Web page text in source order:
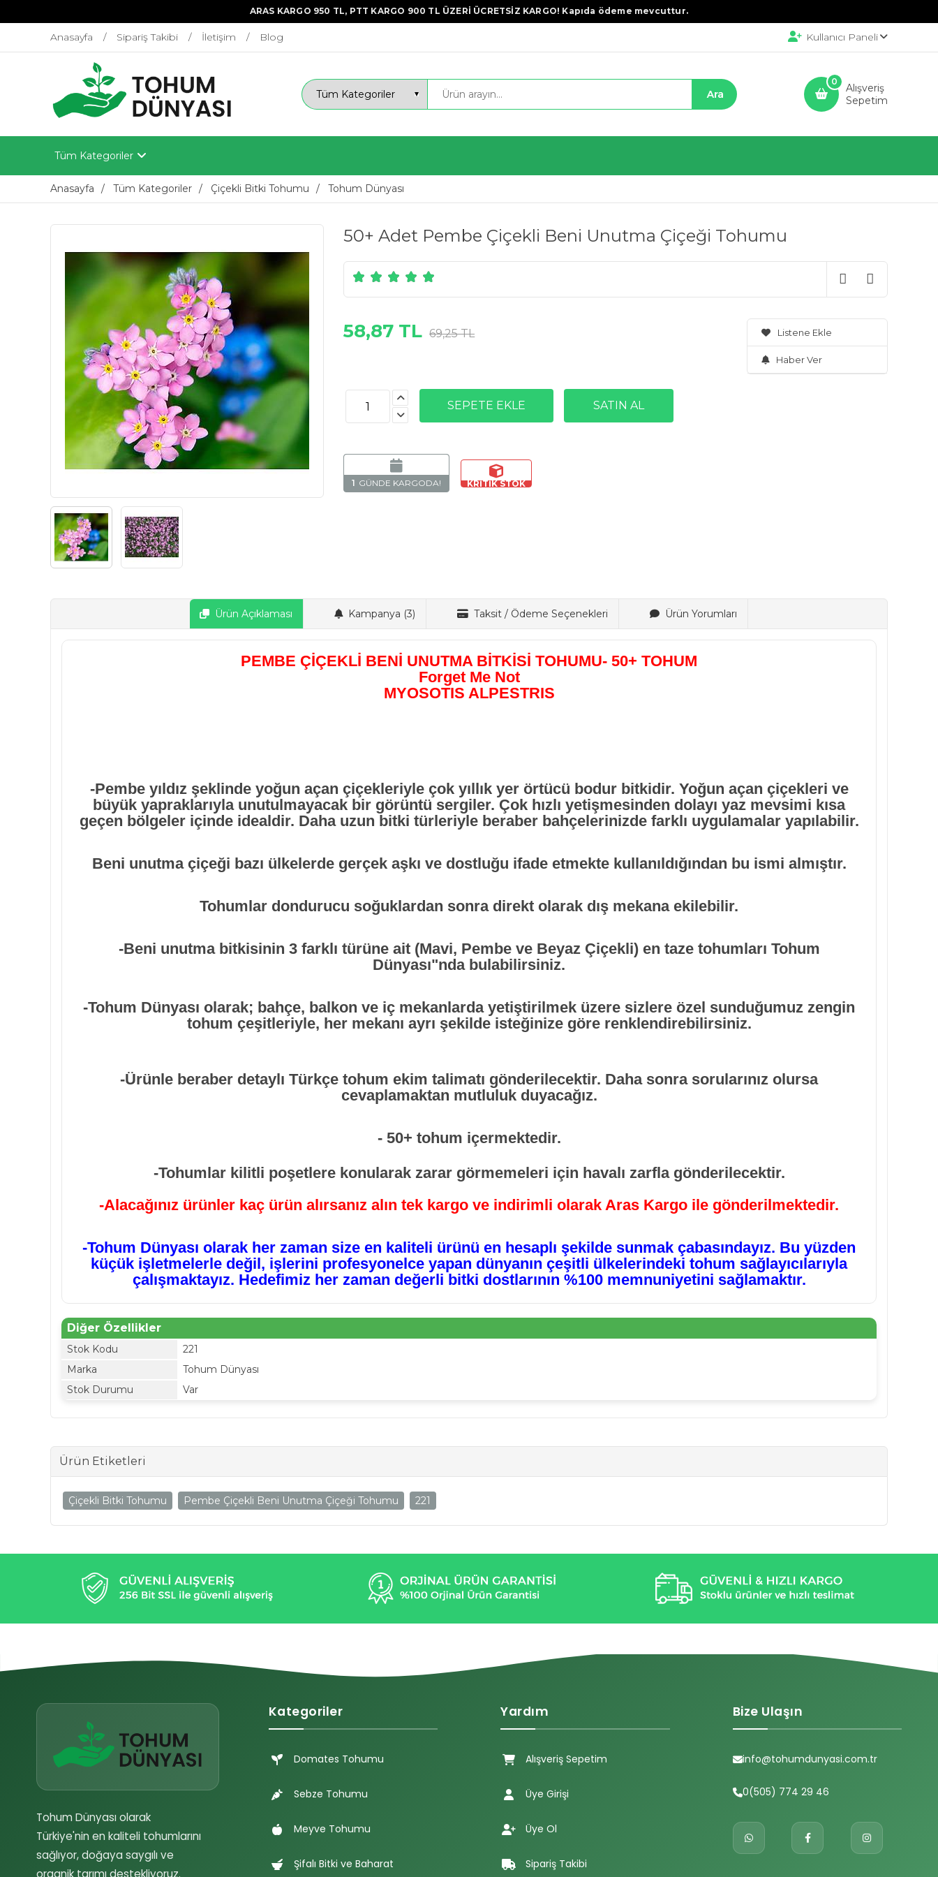
ARAS KARGO 950 TL, PTT KARGO 900 TL ÜZERİ ÜCRETSİZ KARGO! Kapıda ödeme mevcuttur.
Anasayfa Sipariş Takibi İletişim Blog Kullanıcı Paneli
Alışveriş
Sepetim
0
Tüm Kategoriler
Anasayfa Tüm Kategoriler Çiçekli Bitki Tohumu Tohum Dünyası
50+ Adet Pembe Çiçekli Beni Unutma Çiçeği Tohumu
58,87 TL 69,25 TL
1
Listene Ekle
Haber Ver
Ürün Açıklaması Kampanya (3) Taksit / Ödeme Seçenekleri Ürün Yorumları
PEMBE ÇİÇEKLİ BENİ UNUTMA BİTKİSİ TOHUMU- 50+ TOHUM
Forget Me Not
MYOSOTIS ALPESTRIS
-Pembe yıldız şeklinde yoğun açan çiçekleriyle çok yıllık yer örtücü bodur bitkidir. Yoğun açan çiçekleri ve
büyük yapraklarıyla unutulmayacak bir görüntü sergiler. Çok hızlı yetişmesinden dolayı yaz mevsimi kısa
geçen bölgeler içinde idealdir. Daha uzun bitki türleriyle beraber bahçelerinizde farklı uygulamalar yapılabilir.
Beni unutma çiçeği bazı ülkelerde gerçek aşkı ve dostluğu ifade etmekte kullanıldığından bu ismi almıştır.
Tohumlar dondurucu soğuklardan sonra direkt olarak dış mekana ekilebilir.
-Beni unutma bitkisinin 3 farklı türüne ait (Mavi, Pembe ve Beyaz Çiçekli)en taze tohumları Tohum
Dünyası"nda bulabilirsiniz.
-Tohum Dünyası olarak; bahçe, balkon ve iç mekanlarda yetiştirilmek üzere sizlere özel sunduğumuz zengin
tohum çeşitleriyle, her mekanı ayrı şekilde isteğinize göre renklendirebilirsiniz.
-Ürünle beraber detaylı Türkçe tohum ekim talimatı gönderilecektir. Daha sonra sorularınız olursa
cevaplamaktan mutluluk duyacağız.
- 50+ tohum içermektedir.
-Tohumlar kilitli poşetlere konularak zarar görmemeleri için havalı zarfla gönderilecektir.
-Alacağınız ürünler kaç ürün alırsanız alın tek kargo ve indirimli olarak Aras Kargo ile gönderilmektedir.
-Tohum Dünyası olarak her zaman size en kaliteli ürünü en hesaplı şekilde sunmak çabasındayız. Bu yüzden
küçük işletmelerle değil, işlerini profesyonelce yapan dünyanın çeşitli ülkelerindeki tohum sağlayıcılarıyla
çalışmaktayız. Hedefimiz her zaman değerli bitki dostlarının %100 memnuniyetini sağlamaktır.
Diğer Özellikler
Stok Kodu
221
Marka
Tohum Dünyası
Stok Durumu
Var
Ürün Etiketleri
Çiçekli Bitki Tohumu Pembe Çiçekli Beni Unutma Çiçeği Tohumu 221
Tohum Dünyası olarak
Türkiye'nin en kaliteli tohumlarını
sağlıyor, doğaya saygılı ve
Kategoriler
Domates Tohumu
Sebze Tohumu
Meyve Tohumu
Şifalı Bitki ve Baharat
Yardım
Alışveriş Sepetim
Üye Girişi
Üye Ol
Sipariş Takibi
Bize Ulaşın
info@tohumdunyasi.com.tr
0(505) 774 29 46